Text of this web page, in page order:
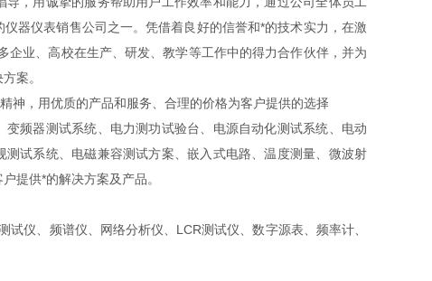
器仪表销售公司之一。凭借着良好的信誉和*的技术实力，在激
企业、高校在生产、研发、教学等工作中的得力合作伙伴，并为
案。
神，用优质的产品和服务、合理的价格为客户提供的选择
频器测试系统、电力测功试验台、电源自动化测试系统、电动
试系统、电磁兼容测试方案、嵌入式电路、温度测量、微波射
提供*的解决方案及产品。
仪、频谱仪、网络分析仪、LCR测试仪、数字源表、频率计、